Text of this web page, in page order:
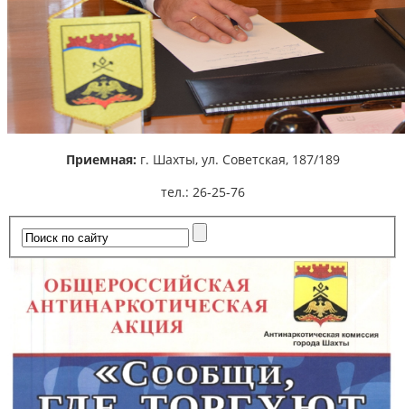
Приемная: г. Шахты, ул. Советская, 187/189
тел.: 26-25-76